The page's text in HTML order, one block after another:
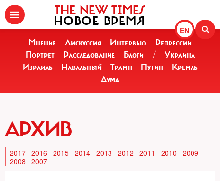
EN
THE NEW TIMES
НОВОЕ ВРЕМЯ
Мнение Дискуссия Интервью
Репрессии
Портрет
Расследование Блоги /
Украина
Израиль
Навальный Трамп Путин
Кремль
Дума
АРХИВ
2017 2016 2015 2014 2013 2012 2011 2010
2009
2008
2007